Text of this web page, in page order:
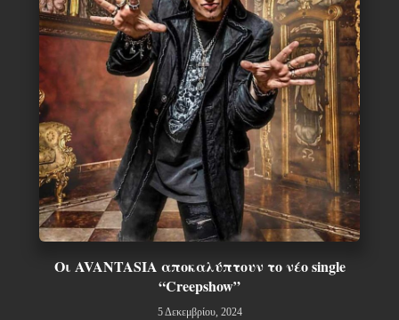
Οι AVANTASIA αποκαλύπτουν το νέο single
“Creepshow”
5 Δεκεμβρίου, 2024